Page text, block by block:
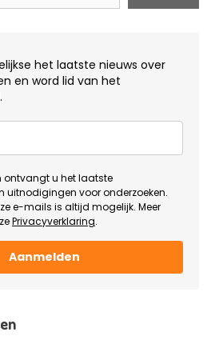
het laatste nieuws over
en word lid van het
ontvangt u het laatste
uitnodigingen voor onderzoeken.
e-mails is altijd mogelijk. Meer
Privacyverklaring.
Aanmelden